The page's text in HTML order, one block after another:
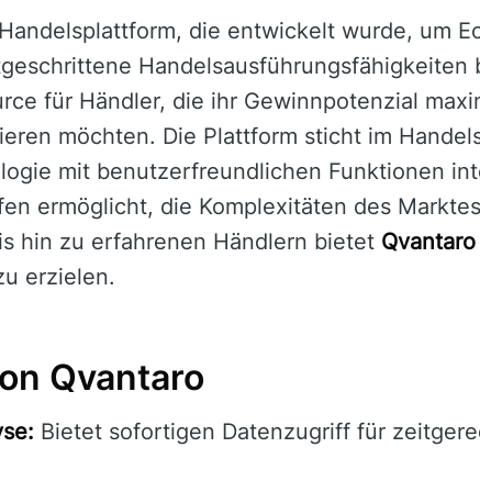
die entwickelt wurde, um
Handelsausführungsfähigkeiten
für Händler, die ihr Gewinnpotenzial
möchten. Die Plattform sticht im
mit benutzerfreundlichen Funktionen
ermöglicht, die Komplexitäten des
hin zu erfahrenen Händlern bietet Qvantaro
erzielen.
Qvantaro
Bietet sofortigen Datenzugriff für